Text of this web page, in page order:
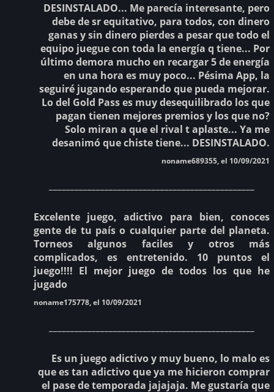
DESINSTALADO... Me parecía interesante, pero
debe de sr equitativo, para todos, con dinero
ganas y sin dinero pierdes a pesar que todo el
equipo juegue con toda la energía q tiene... Por
último demora mucho en recargar 5 de energía
en una hora es muy poco... Pésima App, la
seguiré jugando esperando que pueda mejorar.
Lo del Gold Pass es muy desequilibrado los que
pagan tienen mejores premios y los que no?
Solo miran a que el rival t aplaste... Ya me
desanimó que chiste tiene... DESINSTALADO.
noname689355, el 10/09/2021
Excelente juego, adictivo para bien, conoces
gente de tu país o cualquier parte del planeta.
Torneos algunos faciles y otros más
complicados, es entretenido. 10 puntos el
juego!!!! El mejor juego de todos los que he
jugado
noname175778, el 10/09/2021
Es un juego adictivo y muy bueno, lo malo es
que es tan adictivo que ya me hicieron comprar
el pase de temporada jajajaja. Me gustaría que